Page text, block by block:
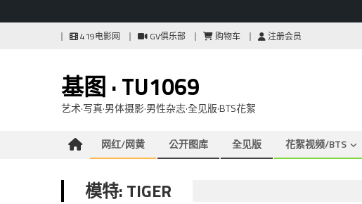
419电影网 GV俱乐部 购物车 注册会员
基图 · TU1069
艺术·写真·男体摄影·男性杂志·全见版·BTS花絮
网红/网黄 公开图库 全见版 花絮视频/BTS
模特: TIGER